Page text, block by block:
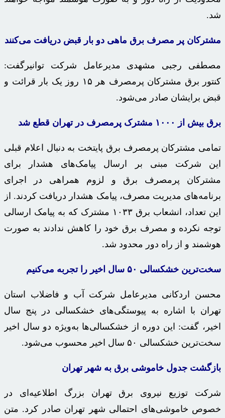
شد.
مشترکان پر مصرف برق ماهی دو بار قبض دریافت می‌کنند
مصطفی رجبی مشهدی مدیرعامل شرکت توانیرگفت:
کنتور برق مشترکان پرمصرف هر ۱۵ روز یک بار قرائت و
قبض برایشان صادر می‌شود.
برق بیش از مشترک پرمصرف در تهران قطع شد
تمامی مشترکان پرمصرف برق پایتخت به دنبال اعلام قبلی
این شرکت مبنی بر ارسال پیامک‌های هشدار برای
مشترکان پرمصرف برق و لزوم همراهی در اجرای
برنامه‌های مدیریت مصرف، پیامک هشدار دریافت کردند. از
این تعداد، انشعاب برق ۱۰۳۳ مشترک که به پیامک ارسالی
توجه نکرده و مصرف برق خود را کاهش ندادند به صورت
هوشمند و از راه دور محدود شد.
سخت‌ترین خشکسالی سال اخیر را تجربه می‌کنیم
محسن اردکانی مدیرعامل شرکت آب و فاضلاب استان
تهران با اشاره به پیوستگی‌های خشکسالی در پنج سال
اخیر، گفت: این دوره از خشکسالی‌ها به‌ویژه دو سال اخیر
سخت‌ترین خشکسالی ۵۰ سال اخیر محسوب می‌شود.
بازگشت جدول خاموشی برق به شهر تهران
شرکت توزیع نیروی برق تهران بزرگ اطلاعیه‌ای در
خصوص خاموشی‌های احتمالی شهر تهران صادر کرد. متن